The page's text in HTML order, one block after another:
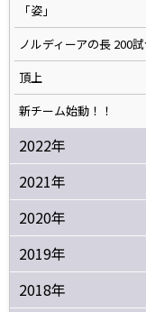
「姿」
ノルディーアの長 200
頂上
新チーム始動！！
2022年
2021年
2020年
2019年
2018年